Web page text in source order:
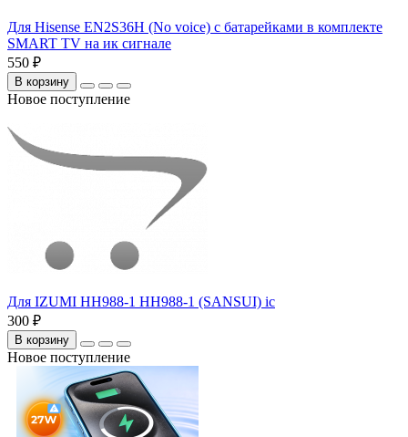
Для Hisense EN2S36H (No voice) с батарейками в комплекте
SMART TV на ик сигнале
550 ₽
В корзину
Новое поступление
Для IZUMI HH988-1 HH988-1 (SANSUI) iс
300 ₽
В корзину
Новое поступление